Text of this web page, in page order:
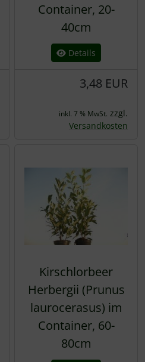
Container, 20-
40cm
Details
3,48 EUR
inkl. 7 % MwSt. zzgl.
Versandkosten
Kirschlorbeer
Herbergii (Prunus
laurocerasus) im
Container, 60-
80cm